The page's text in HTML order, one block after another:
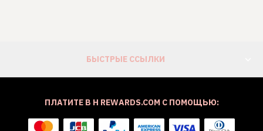
БЫСТРЫЕ ССЫЛКИ
ПЛАТИТЕ В H REWARDS.COM С ПОМОЩЬЮ: